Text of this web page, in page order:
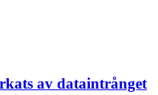
av dataintrånget